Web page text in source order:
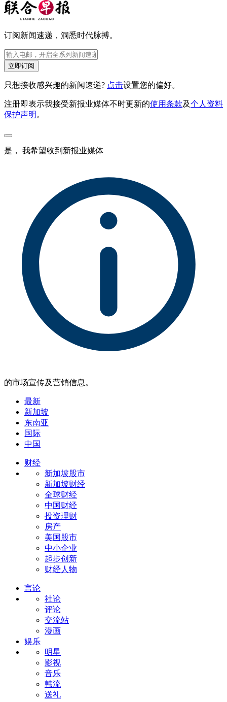
订阅新闻速递，洞悉时代脉搏。
立即订阅
只想接收感兴趣的新闻速递? 点击设置您的偏好。
注册即表示我接受新报业媒体不时更新的使用条款及个人资料
保护声明 。
是， 我希望收到新报业媒体
的市场宣传及营销信息。
最新
新加坡
东南亚
国际
中国
财经
新加坡股市
新加坡财经
全球财经
中国财经
投资理财
房产
美国股市
中小企业
起步创新
财经人物
言论
社论
评论
交流站
漫画
娱乐
明星
影视
音乐
韩流
送礼